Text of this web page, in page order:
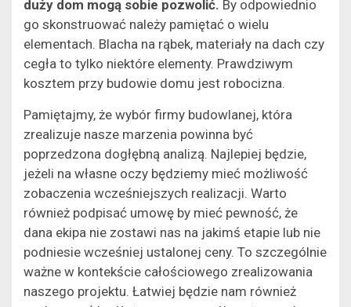
duży dom mogą sobie pozwolić. By odpowiednio
go skonstruować należy pamiętać o wielu
elementach. Blacha na rąbek, materiały na dach czy
cegła to tylko niektóre elementy. Prawdziwym
kosztem przy budowie domu jest robocizna.
Pamiętajmy, że wybór firmy budowlanej, która
zrealizuje nasze marzenia powinna być
poprzedzona dogłębną analizą. Najlepiej będzie,
jeżeli na własne oczy będziemy mieć możliwość
zobaczenia wcześniejszych realizacji. Warto
również podpisać umowę by mieć pewność, że
dana ekipa nie zostawi nas na jakimś etapie lub nie
podniesie wcześniej ustalonej ceny. To szczególnie
ważne w kontekście całościowego zrealizowania
naszego projektu. Łatwiej będzie nam również